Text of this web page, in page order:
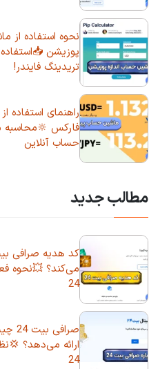
نحوه استفاده از
پوزیشن
تریدینگ فایندر!
راهنمای
فارکس 🔆محاسبه
حساب آنلاین
مطالب جدید
می‌کند؟ 💥نحوه
24
ارائه می‌دهد؟
24